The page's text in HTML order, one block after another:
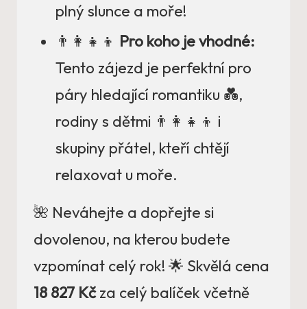
plný slunce a moře!
👨‍👩‍👧‍👦 Pro koho je vhodné:
Tento zájezd je perfektní pro
páry hledající romantiku 💑,
rodiny s dětmi 👨‍👩‍👧‍👦 i
skupiny přátel, kteří chtějí
relaxovat u moře.
🌺 Neváhejte a dopřejte si
dovolenou, na kterou budete
vzpomínat celý rok! 🌟 Skvělá cena
18 827 Kčza celý balíček včetně